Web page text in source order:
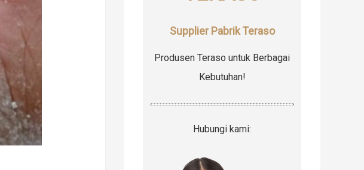
Supplier Pabrik Teraso
Produsen Teraso untuk Berbagai
Kebutuhan!
Hubungi kami: